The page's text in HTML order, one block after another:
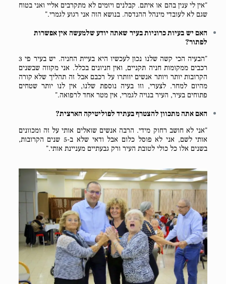
"אין לי ענין בהם או איתם. קבלנים ויזמים לא מתקרבים אליי ואני בטוח
שגם לא לעובדי מינהל ההנדסה. בנושא הזה אני רגוע לגמרי."
האם יש בעיות כרוניות בעיר שאתה יודע שלמעשה אין אפשרות
לפתור?
"הבעיה הכי קשה שלנו נכון לעכשיו היא בעיית החניה. יש בעיר פי 3
רכבים ממקומות חניה תקניים, ואין חניונים בכלל. אני מקווה שבשנים
הקרובות יותר ויותר אנשים יוותרו על רכבם אבל זה תהליך שלא קורה
מהיום למחר. לצערי, וזו בעיה נוספת שלנו, אין לנו יותר שטחים
פתוחים בעיר, העיר בנויה לגמרי, אין מטר אחד לרפואה."
האם אתה מתכוון להצטרף בעתיד לפוליטיקה הארצית?
"אני לא חושב רחוק מידי. הרבה אנשים שואלים אותי על זה ומכוונים
אותי לשם, אני לא פוסל כלום אבל ודאי שלא ב-5 שנים הקרובות,
בשנים אלו כל כולי לטובת העיר ורק גבעתיים מעניינת אותי."